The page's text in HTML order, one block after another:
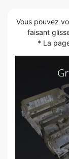
Vous pouvez
faisant
* La